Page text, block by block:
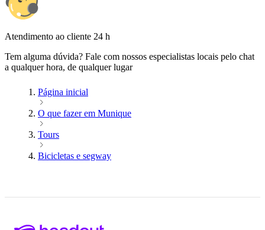
Atendimento ao cliente 24 h
Tem alguma dúvida? Fale com nossos especialistas locais pelo chat
a qualquer hora, de qualquer lugar
Página inicial
O que fazer em Munique
Tours
Bicicletas e segway